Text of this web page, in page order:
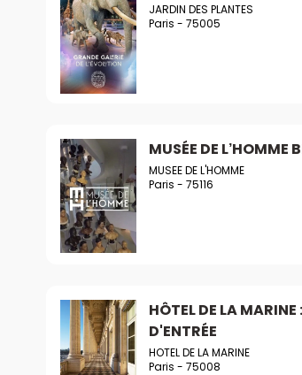
JARDIN DES PLANTES
Paris - 75005
MUSÉE DE L’HOMME
MUSEE DE L'HOMME
Paris - 75116
HÔTEL DE LA
D'ENTRÉE
HOTEL DE LA MARINE
Paris - 75008